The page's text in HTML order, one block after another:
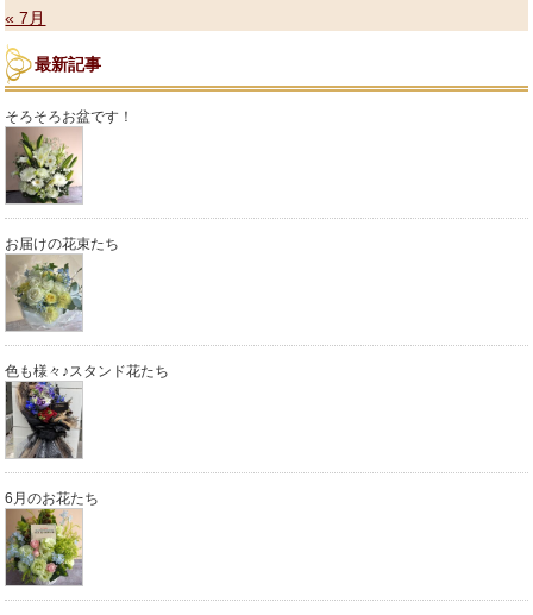
« 7月
最新記事
そろそろお盆です！
お届けの花束たち
色も様々♪スタンド花たち
6月のお花たち